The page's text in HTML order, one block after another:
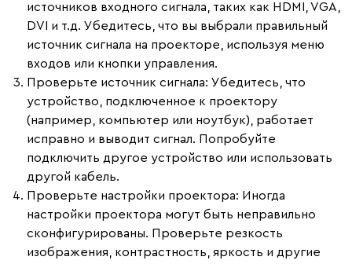
источников входного сигнала, таких как HDMI, VGA,
DVI и т.д. Убедитесь, что вы выбрали правильный
источник сигнала на проекторе, используя меню
входов или кнопки управления.
Проверьте источник сигнала: Убедитесь, что
устройство, подключенное к проектору
(например, компьютер или ноутбук), работает
исправно и выводит сигнал. Попробуйте
подключить другое устройство или использовать
другой кабель.
Проверьте настройки проектора: Иногда
настройки проектора могут быть неправильно
сконфигурированы. Проверьте резкость
изображения, контрастность, яркость и другие